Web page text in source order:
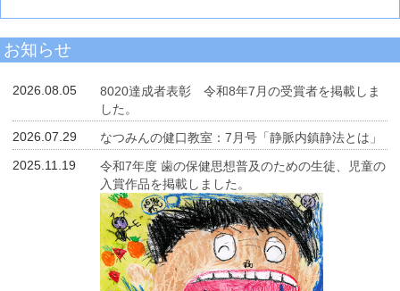
お知らせ
2026.08.05
8020達成者表彰 令和8年7月の受賞者を掲載しま
した。
2026.07.29
なつみんの健口教室：7月号「静脈内鎮静法とは」
2025.11.19
令和7年度 歯の保健思想普及のための生徒、児童の
入賞作品を掲載しました。